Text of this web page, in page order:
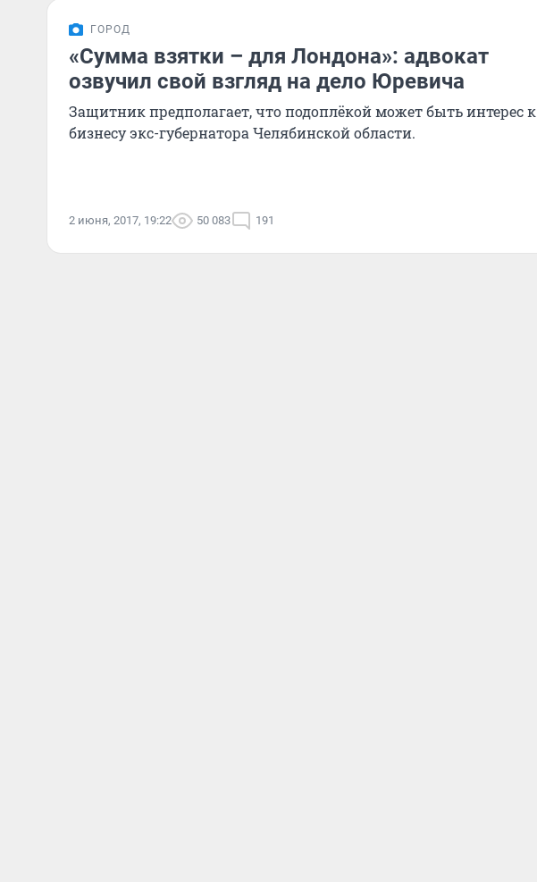
ГОРОД
«Сумма взятки – для Лондона»: адвокат
озвучил свой взгляд на дело Юревича
Защитник предполагает, что подоплёкой может быть интерес к
бизнесу экс-губернатора Челябинской области.
2 июня, 2017, 19:22 50 083 191